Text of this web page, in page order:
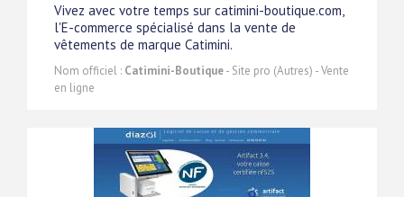
Vivez avec votre temps sur catimini-boutique.com,
l'E-commerce spécialisé dans la vente de
vêtements de marque Catimini.
Nom officiel : Catimini-Boutique- Site pro (Autres) - Vente
en ligne